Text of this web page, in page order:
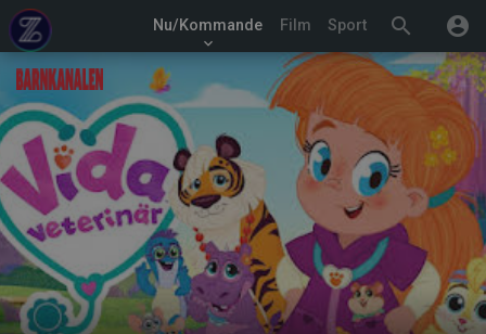
search account_circle
Nu/Kommande
keyboard_arrow_down
Film Sport